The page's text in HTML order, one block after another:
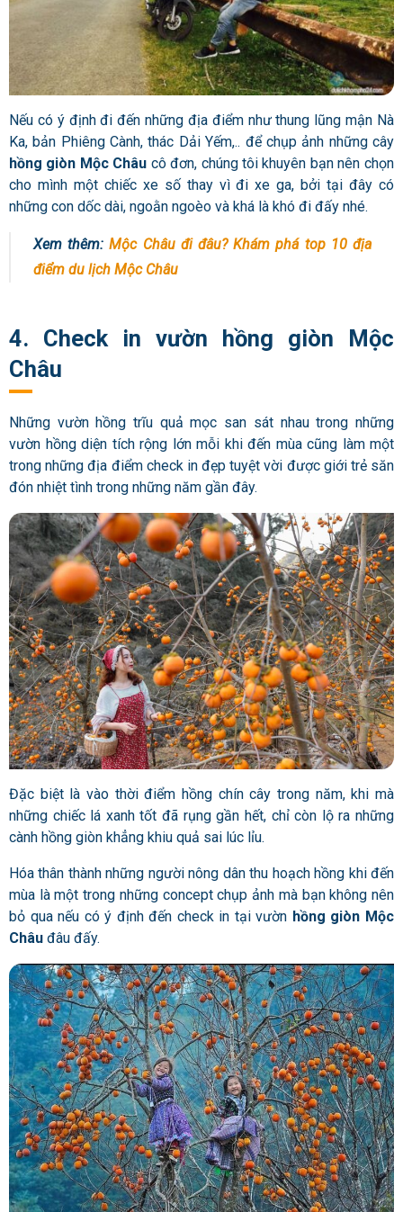
Nếu có ý định đi đến những địa điểm như thung lũng mận Nà
Ka, bản Phiêng Cành, thác Dải Yếm,.. để chụp ảnh những cây
hồng giòn Mộc Châu cô đơn, chúng tôi khuyên bạn nên chọn
cho mình một chiếc xe số thay vì đi xe ga, bởi tại đây có
những con dốc dài, ngoằn ngoèo và khá là khó đi đấy nhé.
Xem thêm:Mộc Châu đi đâu? Khám phá top 10 địa
điểm du lịch Mộc Châu
4. Check in vườn hồng giòn Mộc
Châu
Những vườn hồng trĩu quả mọc san sát nhau trong những
vườn hồng diện tích rộng lớn mỗi khi đến mùa cũng làm một
trong những địa điểm check in đẹp tuyệt vời được giới trẻ săn
đón nhiệt tình trong những năm gần đây.
Đặc biệt là vào thời điểm hồng chín cây trong năm, khi mà
những chiếc lá xanh tốt đã rụng gần hết, chỉ còn lộ ra những
cành hồng giòn khẳng khiu quả sai lúc lỉu.
Hóa thân thành những người nông dân thu hoạch hồng khi đến
mùa là một trong những concept chụp ảnh mà bạn không nên
bỏ qua nếu có ý định đến check in tại vườn hồng giòn Mộc
Châu đâu đấy.